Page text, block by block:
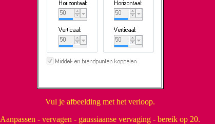
Vul je afbeelding met het verloop.
Aanpassen - vervagen - gaussiaanse vervaging - bereik op 20.